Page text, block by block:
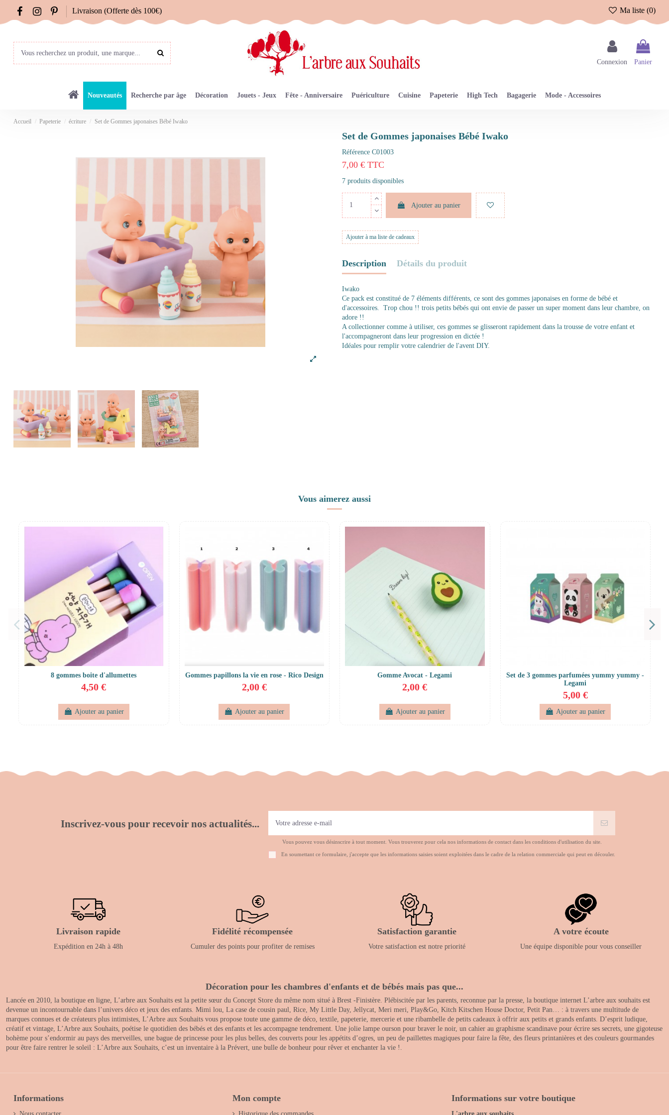
Livraison (Offerte dès 100€) Ma liste (0)
Connexion Panier
Nouveautés Recherche par âge Décoration Jouets - Jeux Fête - Anniversaire Puériculture Cuisine Papeterie High Tech Bagagerie Mode - Accessoires
Accueil Papeterie écriture Set de Gommes japonaises Bébé Iwako
Set de Gommes japonaises Bébé Iwako
Référence C01003
7,00 € TTC
7 produits disponibles
Ajouter au panier
Ajouter à ma liste de cadeaux
Description Détails du produit
Iwako
Ce pack est constitué de 7 éléments différents, ce sont des gommes japonaises en forme de bébé et
d'accessoires. Trop chou !! trois petits bébés qui ont envie de passer un super moment dans leur chambre, on
adore !!
A collectionner comme à utiliser, ces gommes se glisseront rapidement dans la trousse de votre enfant et
l'accompagneront dans leur progression en dictée !
Idéales pour remplir votre calendrier de l'avent DIY.
Vous aimerez aussi
8 gommes boite d'allumettes
4,50 €
Ajouter au panier
Gommes papillons la vie en rose - Rico Design
2,00 €
Ajouter au panier
Gomme Avocat - Legami
2,00 €
Ajouter au panier
Set de 3 gommes parfumées yummy yummy -
Legami
5,00 €
Ajouter au panier
Inscrivez-vous pour recevoir nos actualités...
Vous pouvez vous désinscrire à tout moment. Vous trouverez pour cela nos informations de contact dans les conditions d'utilisation du site.
En soumettant ce formulaire, j'accepte que les informations saisies soient exploitées dans le cadre de la relation commerciale qui peut en découler.
Livraison rapide
Expédition en 24h à 48h
Fidélité récompensée
Cumuler des points pour profiter de remises
Satisfaction garantie
Votre satisfaction est notre priorité
A votre écoute
Une équipe disponible pour vous conseiller
Décoration pour les chambres d'enfants et de bébés mais pas que...
Lancée en 2010, la boutique en ligne, L’arbre aux Souhaits est la petite sœur du Concept Store du même nom situé à Brest -Finistère. Plébiscitée par les parents, reconnue par la presse, la boutique internet L’arbre aux souhaits est
devenue un incontournable dans l’univers déco et jeux des enfants. Mimi lou, La case de cousin paul, Rice, My Little Day, Jellycat, Meri meri, Play&Go, Kitch Kitschen House Doctor, Petit Pan… : à travers une multitude de
marques connues et de créateurs plus intimistes, L’Arbre aux Souhaits vous propose toute une gamme de déco, textile, papeterie, mercerie et une ribambelle de petits cadeaux à offrir aux petits et grands enfants. D’esprit ludique,
créatif et vintage, L’Arbre aux Souhaits, poétise le quotidien des bébés et des enfants et les accompagne tendrement. Une jolie lampe ourson pour braver le noir, un cahier au graphisme scandinave pour écrire ses secrets, une gigoteuse
bohème pour s’endormir au pays des merveilles, une bague de princesse pour les plus belles, des couverts pour les appétits d’ogres, un peu de paillettes magiques pour faire la fête, des fleurs printanières et des couleurs gourmandes
pour être faire rentrer le soleil : L’Arbre aux Souhaits, c’est un inventaire à la Prévert, une bulle de bonheur pour rêver et enchanter la vie !.
Informations Mon compte Informations sur votre boutique